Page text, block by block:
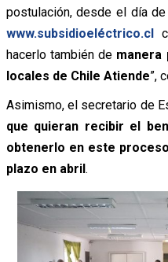
postulación, desde el día
www.subsidioeléctrico.cl
hacerlo también de manera
locales de Chile Atiende”,
Asimismo, el secretario de
que quieran recibir el
obtenerlo en este
plazo en abril.